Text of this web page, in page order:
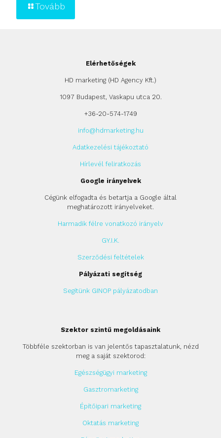
Tovább
Elérhetőségek
HD marketing (HD Agency Kft.)
1097 Budapest, Vaskapu utca 20.
+36-20-574-1749
info@hdmarketing.hu
Adatkezelési tájékoztató
Hírlevél feliratkozás
Google irányelvek
Cégünk elfogadta és betartja a Google által
meghatározott irányelveket.
Harmadik félre vonatkozó irányelv
GY.I.K.
Szerződési feltételek
Pályázati segítség
Segítünk GINOP pályázatodban
Szektor szintű megoldásaink
Többféle szektorban is van jelentős tapasztalatunk, nézd
meg a saját szektorod:
Egészségügyi marketing
Gasztromarketing
Építőipari marketing
Oktatás marketing